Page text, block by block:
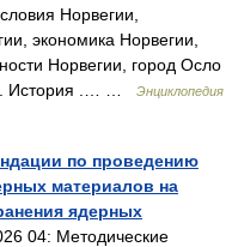
Норвегии,
экономика Норвегии,
Норвегии, город Осло
История .… …
Энциклопедия
по проведению
материалов на
ядерных
04: Методические